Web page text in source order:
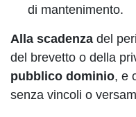
di mantenimento.
Alla scadenza del
del brevetto o della
pubblico dominio, e
senza vincoli o